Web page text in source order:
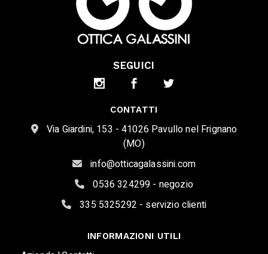
SEGUICI
CONTATTI
Via Giardini, 153 - 41026 Pavullo nel Frignano
(MO)
info@otticagalassini.com
0536 324299 - negozio
335 5325292 - servizio clienti
INFORMAZIONI UTILI